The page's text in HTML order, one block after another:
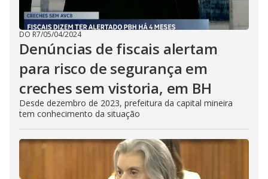
DO R7/05/04/2024
Denúncias de fiscais alertam
para risco de segurança em
creches sem vistoria, em BH
Desde dezembro de 2023, prefeitura da capital mineira
tem conhecimento da situação